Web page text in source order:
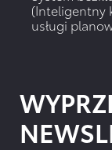
(Inteligentny
usługi